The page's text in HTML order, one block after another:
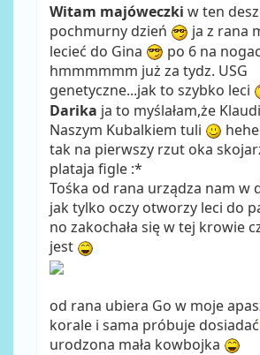
Witam majóweczki w ten
pochmurny dzień
ja z rana
lecieć do Gina
po 6 na
hmmmmmm już za tydz. USG
genetyczne...jak to szybko leci
Darika ja to myślałam,że
Naszym Kubalkiem tuli
tak na pierwszy rzut oka
plataja figle :*
Tośka od rana urządza nam w
jak tylko oczy otworzy leci do
no zakochała się w tej krowie
jest
od rana ubiera Go w moje
korale i sama próbuje dosiadać
urodzona mała kowbojka